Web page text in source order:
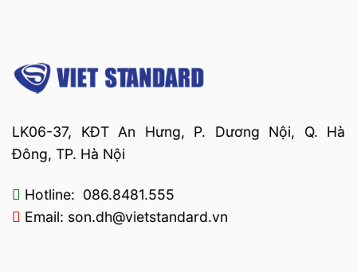
LK06-37, KĐT An Hưng, P. Dương Nội, Q. Hà
Đông, TP. Hà Nội
Hotline: 086.8481.555
Email: son.dh@vietstandard.vn